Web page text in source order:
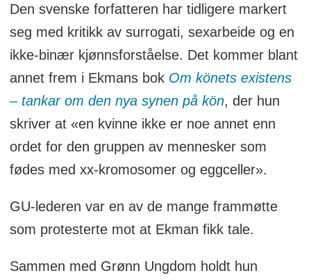
Den svenske forfatteren har tidligere markert
seg med kritikk av surrogati, sexarbeide og en
ikke-binær kjønnsforståelse. Det kommer blant
annet frem i Ekmans bok Om könets existens
– tankar om den nya synen på kön, der hun
skriver at «en kvinne ikke er noe annet enn
ordet for den gruppen av mennesker som
fødes med xx-kromosomer og eggceller».
GU-lederen var en av de mange frammøtte
som protesterte mot at Ekman fikk tale.
Sammen med Grønn Ungdom holdt hun